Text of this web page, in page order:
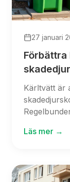
27 januari
Kärltvätt är
Läs mer →